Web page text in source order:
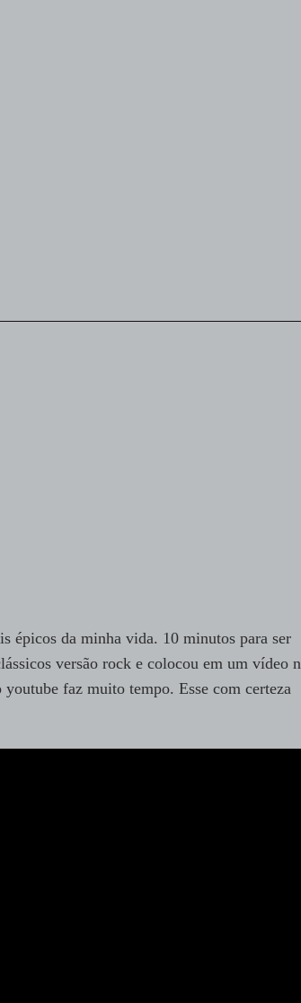
épicos da minha vida. 10 minutos para ser
versão rock e colocou em um vídeo
faz muito tempo. Esse com certeza